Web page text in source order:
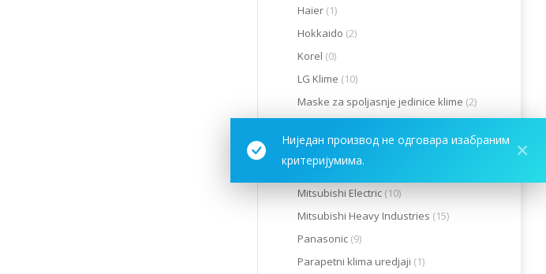
Ниједан производ не одговара изабраним
критеријумима.
Haier (1)
Hokkaido (2)
Korel (0)
LG Klime (10)
Maske za spoljasnje jedinice klime (2)
MDV(0)
Midea(13)
Mitsubishi Electric (10)
Mitsubishi Heavy Industries (15)
Panasonic (9)
Parapetni klima uredjaji (1)